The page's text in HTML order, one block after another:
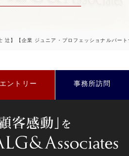
辻】【企業 ジュニア・プロフェッショナルパー